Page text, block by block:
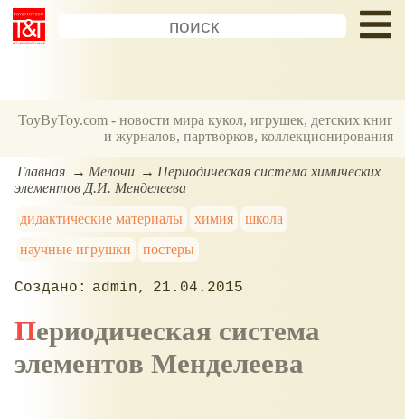
ToyByToy.com - новости мира кукол, игрушек, детских книг
и журналов, партворков, коллекционирования
Главная Мелочи
Периодическая система химических
элементов Д.И. Менделеева
дидактические материалы
химия
школа
научные игрушки
постеры
admin 21.04.2015
Периодическая система
элементов Менделеева